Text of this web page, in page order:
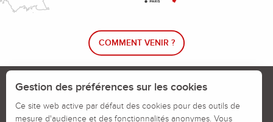
COMMENT VENIR ?
Le blog rando !
Calendrier des jours chassés
Gestion des préférences sur les cookies
Ce site web active par défaut des cookies pour des outils de
mesure d'audience et des fonctionnalités anonymes. Vous